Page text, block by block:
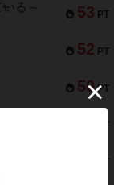
53 PT
る～
52 PT
50 PT
PT
PT